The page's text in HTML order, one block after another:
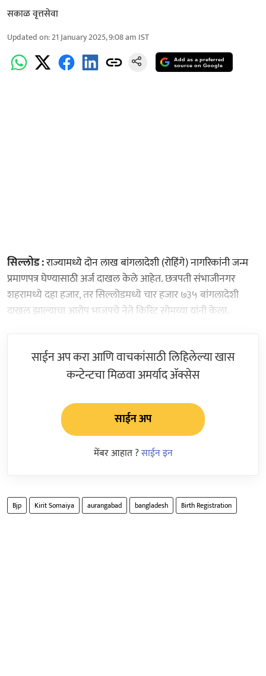
सकाळ वृत्तसेवा
Updated on:21 January 2025, 9:08 am IST
Add as a preferred
source on Google
सिल्लोड :राज्यामध्ये दोन लाख बांगलादेशी (रोहिंगे) नागरिकांनी जन्म
प्रमाणपत्र घेण्यासाठी अर्ज दाखल केले आहेत. छत्रपती संभाजीनगर
शहरामध्ये दहा हजार, तर सिल्लोडमध्ये चार हजार ७३५ बांगलादेशी
दाखल झाल्याचा आरोप भाजपचे नेते किरिट सोमय्या यांनी केला.
साईन अप करा आणि वाचकांसाठी लिहिलेल्या खास
कन्टेन्टचा मिळवा अमर्याद ॲक्सेस
साईन अप
मेंबर आहात ?साईन इन
Bjp Kirit Somaiya aurangabad bangladesh Birth Registration